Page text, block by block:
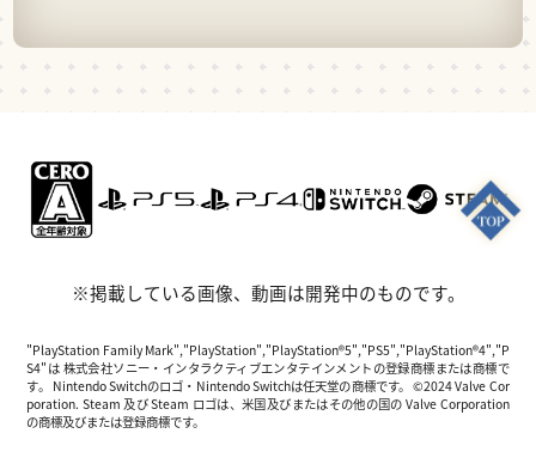
※掲載している画像、動画は開発中のものです。
"PlayStation Family Mark","PlayStation","PlayStation®5","PS5","PlayStation®4","P
S4"は 株式会社ソニー・インタラクティブエンタテインメントの登録商標または商標で
す。 Nintendo Switchのロゴ・Nintendo Switchは任天堂の商標です。 ©2024 Valve Cor
poration. Steam 及び Steam ロゴは、米国及びまたはその他の国の Valve Corporation
の商標及びまたは登録商標です。